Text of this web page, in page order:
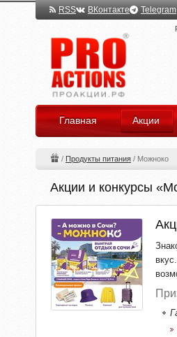
RSS ВКонтакте Telegram
Главная Акции
/ Продукты питания / Можноко
Акции и конкурсы